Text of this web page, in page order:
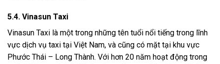
5.4. Vinasun Taxi
Vinasun Taxi là một trong những tên tuổi nổi tiếng trong lĩnh
vực dịch vụ taxi tại Việt Nam, và cũng có mặt tại khu vực
Phước Thái – Long Thành. Với hơn 20 năm hoạt động trong